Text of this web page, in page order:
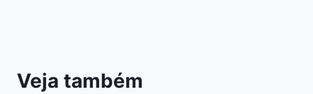
Veja também